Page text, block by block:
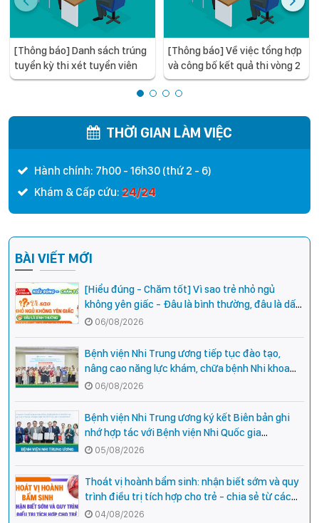
[Thông báo] Danh sách trúng
tuyển kỳ thi xét tuyển viên
chức năm 2026 kèm Quyết
định phê duyệt kết quả tuyển
của Bệnh viện Nhi Trung ương
[Thông báo] Về việc tổng hợp
và công bố kết quả thi vòng 2
THỜI GIAN LÀM VIỆC
Hành chính: 7h00 - 16h30 (thứ 2 - 6)
Khám & Cấp cứu: 24/24
BÀI VIẾT MỚI
[Hiểu đúng - Chăm tốt] Vì sao trẻ nhỏ ngủ
không yên giấc - Đâu là bình thường, đâu là dấu
hiệu cần đi khám ngay?
06/08/2026
Bệnh viện Nhi Trung ương tiếp tục đào tạo,
nâng cao năng lực khám, chữa bệnh Nhi khoa
cho cán bộ y tế tại các tỉnh miền núi phía Bắc
06/08/2026
Bệnh viện Nhi Trung ương ký kết Biên bản ghi
nhớ hợp tác với Bệnh viện Nhi Quốc gia
Campuchia
05/08/2026
Thoát vị hoành bẩm sinh: nhận biết sớm và quy
trình điều trị tích hợp cho trẻ - chia sẻ từ các
chuyên gia hàng đầu của Bệnh Viện Nhi Trung
04/08/2026